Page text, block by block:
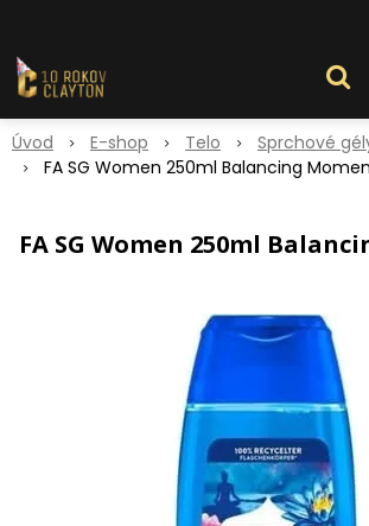
Úvod E-shop Telo Sprchové
FA SG Women 250ml Balancing
FA SG Women 250ml